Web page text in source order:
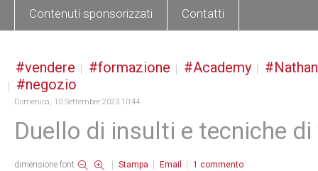
Contenuti sponsorizzati Contatti
vendere formazione Academy
Nathan
negozio
Domenica, 10 Settembre 2023 10:44
Duello di insulti e tecniche
dimensione font Stampa Email 1 commento